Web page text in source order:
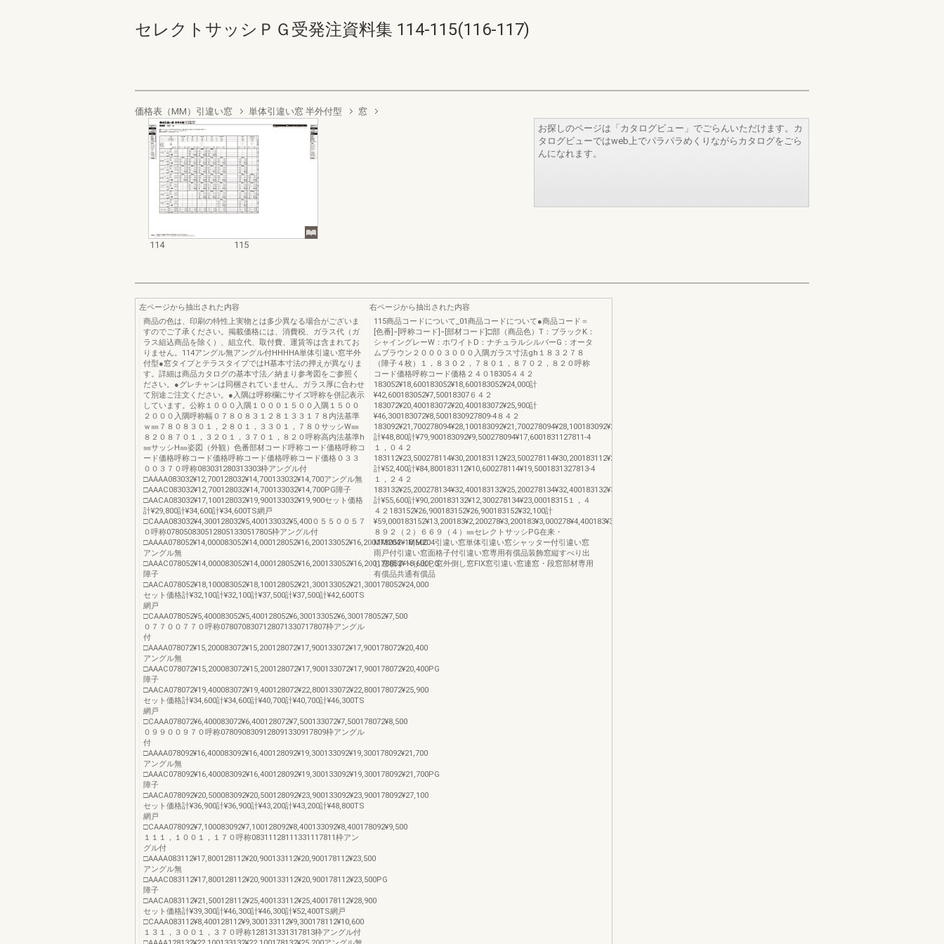
セレクトサッシＰＧ受発注資料集 114-115(116-117)
価格表（MM）引違い窓 単体引違い窓 半外付型 窓
114 115
お探しのページは「カタログビュー」でごらんいただけます。カ
タログビューではweb上でパラパラめくりながらカタログをごら
んになれます。
左ページから抽出された内容
商品の色は、印刷の特性上実物とは多少異なる場合がございま
すのでご了承ください。掲載価格には、消費税、ガラス代（ガ
ラス組込商品を除く）、組立代、取付費、運賃等は含まれてお
りません。114アングル無アングル付HHHHA単体引違い窓半外
付型●窓タイプとテラスタイプではH基本寸法の押えが異なりま
す。詳細は商品カタログの基本寸法／納まり参考図をご参照く
ださい。●グレチャンは同梱されていません。ガラス厚に合わせ
て別途ご注文ください。●入隅は呼称欄にサイズ呼称を併記表示
しています。公称１０００入隅１０００１５００入隅１５００
２０００入隅呼称幅０７８０８３１２８１３３１７８内法基準
ｗ㎜７８０８３０１，２８０１，３３０１，７８０サッシW㎜
８２０８７０１，３２０１，３７０１，８２０呼称高内法基準h
㎜サッシH㎜姿図（外観）色番部材コード呼称コード価格呼称コ
ード価格呼称コード価格呼称コード価格呼称コード価格０３３
００３７０呼称083031280313303枠アングル付
□AAAA083032¥12,700128032¥14,700133032¥14,700アングル無
□AAAC083032¥12,700128032¥14,700133032¥14,700PG障子
□AACA083032¥17,100128032¥19,900133032¥19,900セット価格
計¥29,800計¥34,600計¥34,600TS網戸
□CAAA083032¥4,300128032¥5,400133032¥5,400０５５００５７
０呼称0780508305128051330517805枠アングル付
□AAAA078052¥14,000083052¥14,000128052¥16,200133052¥16,200178052¥18,600
アングル無
□AAAC078052¥14,000083052¥14,000128052¥16,200133052¥16,200178052¥18,600PG
障子
□AACA078052¥18,100083052¥18,100128052¥21,300133052¥21,300178052¥24,000
セット価格計¥32,100計¥32,100計¥37,500計¥37,500計¥42,600TS
網戸
□CAAA078052¥5,400083052¥5,400128052¥6,300133052¥6,300178052¥7,500
０７７００７７０呼称0780708307128071330717807枠アングル
付
□AAAA078072¥15,200083072¥15,200128072¥17,900133072¥17,900178072¥20,400
アングル無
□AAAC078072¥15,200083072¥15,200128072¥17,900133072¥17,900178072¥20,400PG
障子
□AACA078072¥19,400083072¥19,400128072¥22,800133072¥22,800178072¥25,900
セット価格計¥34,600計¥34,600計¥40,700計¥40,700計¥46,300TS
網戸
□CAAA078072¥6,400083072¥6,400128072¥7,500133072¥7,500178072¥8,500
０９９００９７０呼称0780908309128091330917809枠アングル
付
□AAAA078092¥16,400083092¥16,400128092¥19,300133092¥19,300178092¥21,700
アングル無
□AAAC078092¥16,400083092¥16,400128092¥19,300133092¥19,300178092¥21,700PG
障子
□AACA078092¥20,500083092¥20,500128092¥23,900133092¥23,900178092¥27,100
セット価格計¥36,900計¥36,900計¥43,200計¥43,200計¥48,800TS
網戸
□CAAA078092¥7,100083092¥7,100128092¥8,400133092¥8,400178092¥9,500
１１１，１００１，１７０呼称08311128111331117811枠アン
グル付
□AAAA083112¥17,800128112¥20,900133112¥20,900178112¥23,500
アングル無
□AAAC083112¥17,800128112¥20,900133112¥20,900178112¥23,500PG
障子
□AACA083112¥21,500128112¥25,400133112¥25,400178112¥28,900
セット価格計¥39,300計¥46,300計¥46,300計¥52,400TS網戸
□CAAA083112¥8,400128112¥9,300133112¥9,300178112¥10,600
１３１，３００１，３７０呼称128131331317813枠アングル付
右ページから抽出された内容
115商品コードについて_01商品コードについて●商品コード＝
[色番]−[呼称コード]−[部材コード]□部（商品色）T：ブラックK：
シャイングレーW：ホワイトD：ナチュラルシルバーG：オータ
ムブラウン２０００３０００入隅ガラス寸法gh１８３２７８
（障子４枚）１，８３０２，７８０１，８７０２，８２０呼称
コード価格呼称コード価格２４０18305４４２
183052¥18,600183052¥18,600183052¥24,000計
¥42,600183052¥7,50018307６４２
183072¥20,400183072¥20,400183072¥25,900計
¥46,300183072¥8,5001830927809-4８４２
183092¥21,700278094¥28,100183092¥21,700278094¥28,100183092¥27,100278094¥51,800
計¥48,800計¥79,900183092¥9,500278094¥17,6001831127811-4
１，０４２
183112¥23,500278114¥30,200183112¥23,500278114¥30,200183112¥28,900278114¥54,600
計¥52,400計¥84,800183112¥10,600278114¥19,5001831327813-4
１，２４２
183132¥25,200278134¥32,400183132¥25,200278134¥32,400183132¥30,400278134¥57,800
計¥55,600計¥90,200183132¥12,300278134¥23,00018315１，４
４２183152¥26,900183152¥26,900183152¥32,100計
¥59,000183152¥13,200183¥2,200278¥3,200183¥3,000278¥4,400183¥3,200278¥4,700
８９２（２）６６９（４）㎜セレクトサッシPG在来・
MM204・MM204引違い窓単体引違い窓シャッター付引違い窓
雨戸付引違い窓面格子付引違い窓専用有償品装飾窓縦すべり出
し窓横すべり出し窓外倒し窓FIX窓引違い窓連窓・段窓部材専用
有償品共通有償品